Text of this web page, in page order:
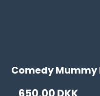
Comedy Mummy